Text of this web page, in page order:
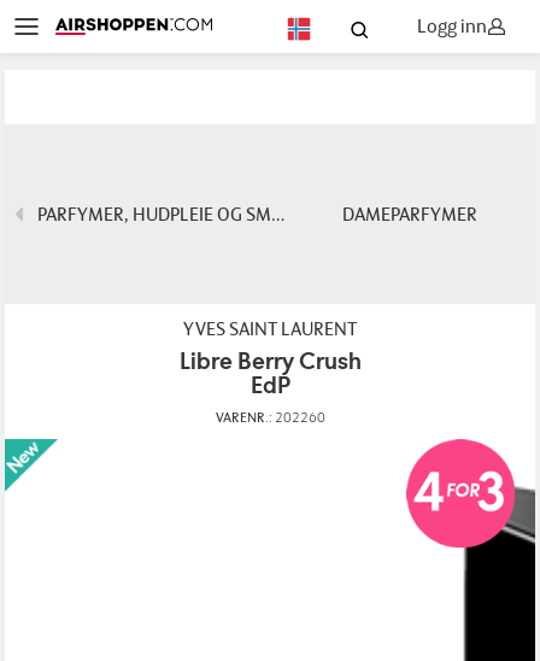
Logg inn
PARFYMER, HUDPLEIE OG SMINKE DAMEPARFYMER
YVES SAINT LAURENT
Libre Berry Crush
EdP
VARENR.: 202260